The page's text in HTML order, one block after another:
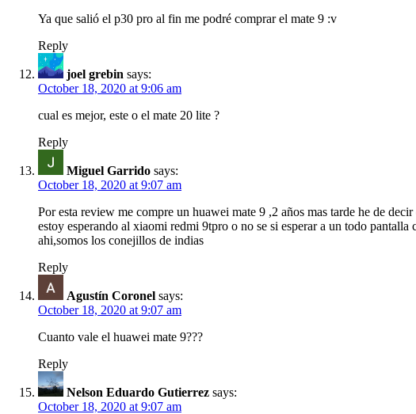
Ya que salió el p30 pro al fin me podré comprar el mate 9 :v
Reply
joel grebin says:
October 18, 2020 at 9:06 am
cual es mejor, este o el mate 20 lite ?
Reply
Miguel Garrido says:
October 18, 2020 at 9:07 am
Por esta review me compre un huawei mate 9 ,2 años mas tarde he de
estoy esperando al xiaomi redmi 9tpro o no se si esperar a un todo
ahi,somos los conejillos de indias
Reply
Agustín Coronel says:
October 18, 2020 at 9:07 am
Cuanto vale el huawei mate 9???
Reply
Nelson Eduardo Gutierrez says:
October 18, 2020 at 9:07 am